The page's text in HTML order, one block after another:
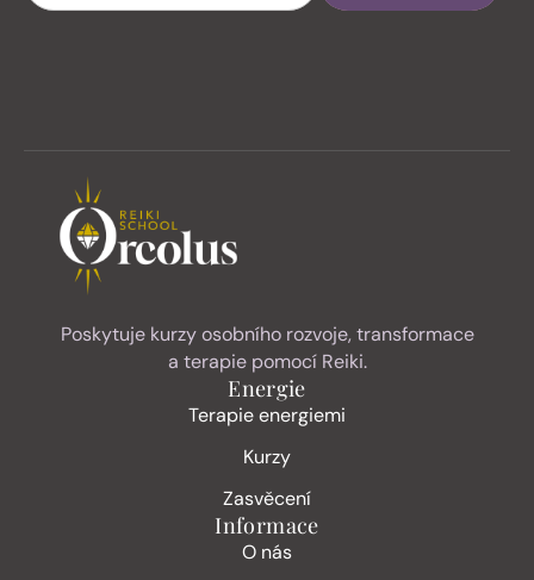
Poskytuje kurzy osobního rozvoje, transformace
a terapie pomocí Reiki.
Energie
Terapie energiemi
Kurzy
Zasvěcení
Informace
O nás